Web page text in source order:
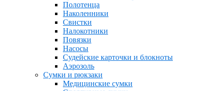
Полотенца
Наколенники
Свистки
Налокотники
Повязки
Насосы
Судейские карточки и блокноты
Аэрозоль
Сумки и рюкзаки
Медицинские сумки